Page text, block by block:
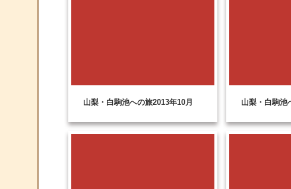
山梨・白駒池
山梨・白駒池への旅2013年10月